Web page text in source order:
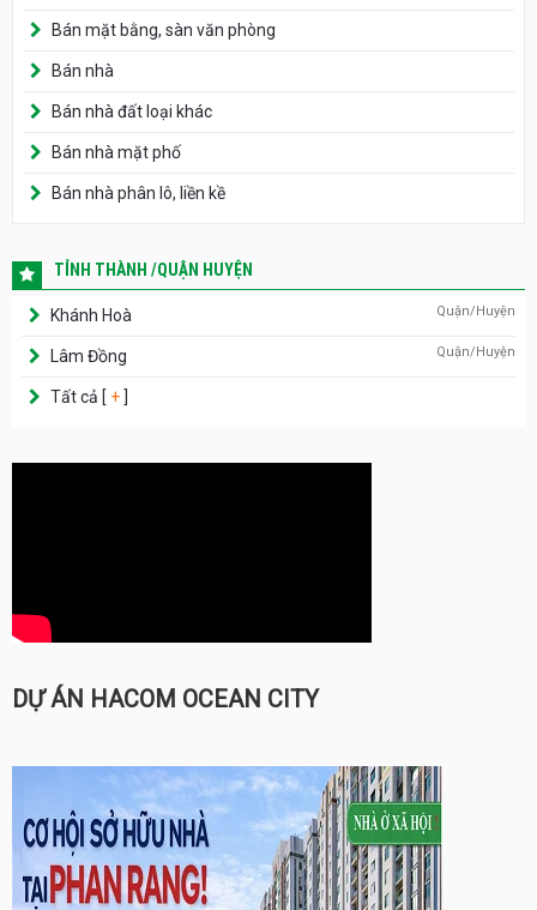
Bán mặt bằng, sàn văn phòng
Bán nhà
Bán nhà đất loại khác
Bán nhà mặt phố
Bán nhà phân lô, liền kề
TỈNH THÀNH /QUẬN HUYỆN
Khánh Hoà Quận/Huyện
Lâm Đồng Quận/Huyện
Tất cả [ + ]
DỰ ÁN HACOM OCEAN CITY